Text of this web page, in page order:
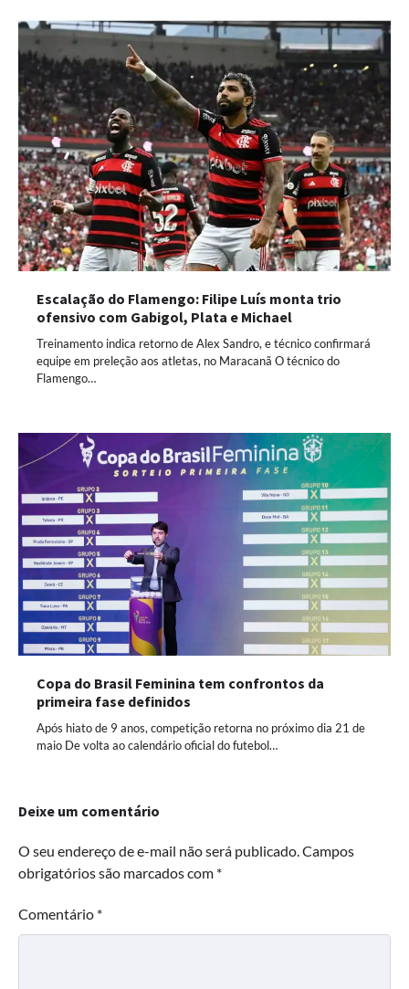
Escalação do Flamengo: Filipe Luís monta trio
ofensivo com Gabigol, Plata e Michael
Treinamento indica retorno de Alex Sandro, e técnico confirmará
equipe em preleção aos atletas, no Maracanã O técnico do
Flamengo…
Copa do Brasil Feminina tem confrontos da
primeira fase definidos
Após hiato de 9 anos, competição retorna no próximo dia 21 de
maio De volta ao calendário oficial do futebol…
Deixe um comentário
O seu endereço de e-mail não será publicado.Campos
obrigatórios são marcados com *
Comentário *